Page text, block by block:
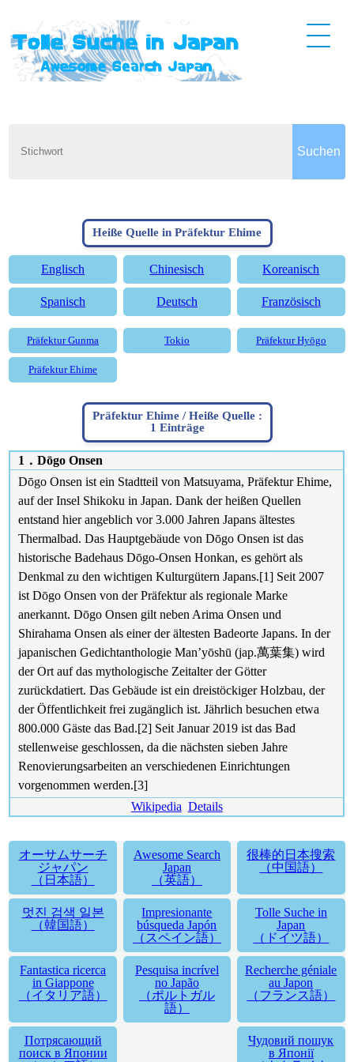
Heiße Quelle in Präfektur Ehime
Englisch Chinesisch Koreanisch
Spanisch Deutsch Französisch
Präfektur Gunma Tokio Präfektur Hyōgo
Präfektur Ehime
Präfektur Ehime / Heiße Quelle :
1 Einträge
1．Dōgo Onsen
Dōgo Onsen ist ein Stadtteil von Matsuyama, Präfektur Ehime,
auf der Insel Shikoku in Japan. Dank der heißen Quellen
entstand hier angeblich vor 3.000 Jahren Japans ältestes
Thermalbad. Das Hauptgebäude von Dōgo Onsen ist das
historische Badehaus Dōgo-Onsen Honkan, es gehört als
Denkmal zu den wichtigen Kulturgütern Japans.[1] Seit 2007
ist Dōgo Onsen von der Präfektur als regionale Marke
anerkannt. Dōgo Onsen gilt neben Arima Onsen und
Shirahama Onsen als einer der ältesten Badeorte Japans. In der
japanischen Gedichtanthologie Man’yōshū (jap.萬葉集) wird
der Ort auf das mythologische Zeitalter der Götter
zurückdatiert. Das Gebäude ist ein dreistöckiger Holzbau, der
der Öffentlichkeit frei zugänglich ist. Jährlich besuchen etwa
800.000 Gäste das Bad.[2] Seit Januar 2019 ist das Bad
stellenweise geschlossen, da die nächsten sieben Jahre
Renovierungsarbeiten an verschiedenen Einrichtungen
vorgenommen werden.[3]
Wikipedia Details
オーサムサーチ
ジャパン
（日本語）
Awesome Search
Japan
（英語）
很棒的日本搜索
（中国語）
멋진 검색 일본
（韓国語）
Impresionante
búsqueda Japón
（スペイン語）
Tolle Suche in
Japan
（ドイツ語）
Fantastica ricerca
in Giappone
（イタリア語）
Pesquisa incrível
no Japão
（ポルトガル
語）
Recherche géniale
au Japon
（フランス語）
Потрясающий
поиск в Японии
Чудовий пошук
в Японії